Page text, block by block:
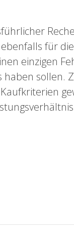
für
einzigen
sollen.